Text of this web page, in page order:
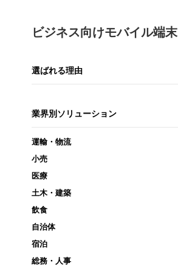
ビジネス向けモバイル端末
選ばれる理由
業界別ソリューション
運輸・物流
小売
医療
土木・建築
飲食
自治体
宿泊
総務・人事